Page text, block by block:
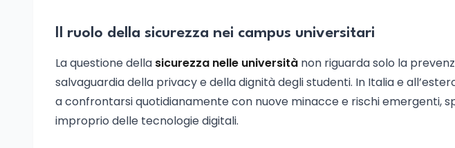
Il ruolo della sicurezza nei campus universitari
La questione della sicurezza nelle università non riguarda solo la
salvaguardia della privacy e della dignità degli studenti. In Italia e
a confrontarsi quotidianamente con nuove minacce e rischi emergenti,
improprio delle tecnologie digitali.